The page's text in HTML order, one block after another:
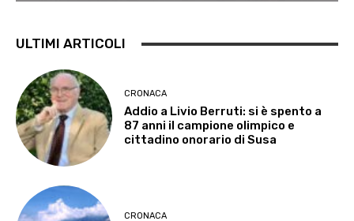
ULTIMI ARTICOLI
CRONACA
Addio a Livio Berruti: si è spento a
87 anni il campione olimpico e
cittadino onorario di Susa
CRONACA